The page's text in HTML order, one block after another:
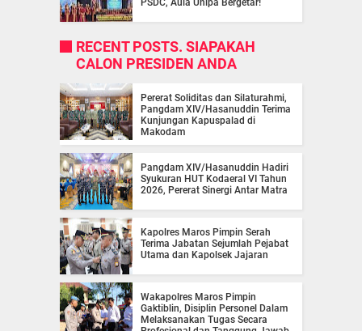
PSDC, Aula Unipa Bergetar!
RECENT POSTS. SIAPAKAH
CALON PRESIDEN ANDA
Pererat Soliditas dan Silaturahmi,
Pangdam XIV/Hasanuddin Terima
Kunjungan Kapuspalad di
Makodam
Pangdam XIV/Hasanuddin Hadiri
Syukuran HUT Kodaeral VI Tahun
2026, Pererat Sinergi Antar Matra
Kapolres Maros Pimpin Serah
Terima Jabatan Sejumlah Pejabat
Utama dan Kapolsek Jajaran
Wakapolres Maros Pimpin
Gaktiblin, Disiplin Personel Dalam
Melaksanakan Tugas Secara